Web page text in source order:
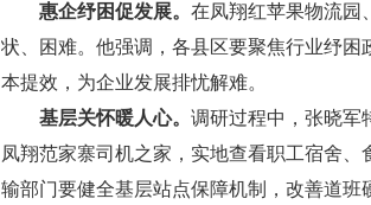
惠企纾困促发展。 在凤翔红苹果物流园
状、困难。他强调，各县区要聚焦行业纾
本提效，为企业发展排忧解难。
基层关怀暖人心。 调研过程中，张晓军
凤翔范家寨司机之家，实地查看职工宿舍
输部门要健全基层站点保障机制，改善道班